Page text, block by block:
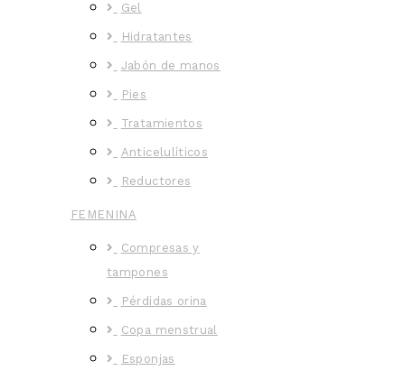
Gel
Hidratantes
Jabón de manos
Pies
Tratamientos
Anticelulíticos
Reductores
FEMENINA
Compresas y
tampones
Pérdidas orina
Copa menstrual
Esponjas